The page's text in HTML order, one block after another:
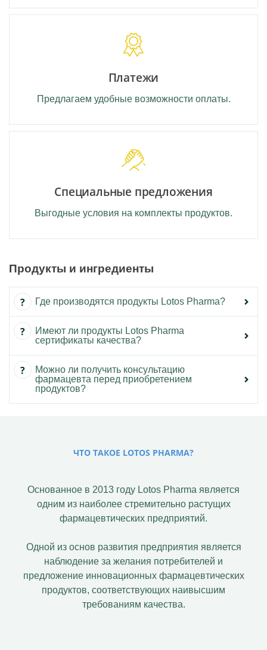
Платежи
Предлагаем удобные возможности оплаты.
Специальные предложения
Выгодные условия на комплекты продуктов.
Продукты и ингредиенты
Где производятся продукты Lotos Pharma?
Имеют ли продукты Lotos Pharma
сертификаты качества?
Можно ли получить консультацию
фармацевта перед приобретением
продуктов?
ЧТО ТАКОЕ LOTOS PHARMA?
Основанное в 2013 году Lotos Pharma является
одним из наиболее стремительно растущих
фармацевтических предприятий.
Одной из основ развития предприятия является
наблюдение за желания потребителей и
предложение инновационных фармацевтических
продуктов, соответствующих наивысшим
требованиям качества.